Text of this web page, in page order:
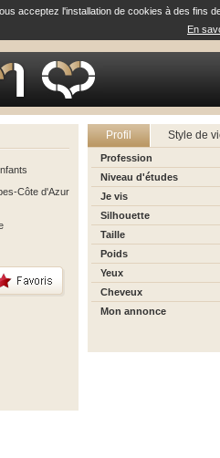
acceptez l'installation de cookies à des
En
Côte d'Azur
Profil Style de
Profession
Niveau d'études
Je vis
Silhouette
Taille
Poids
Yeux
Cheveux
Mon annonce